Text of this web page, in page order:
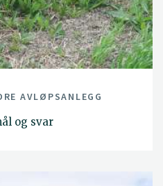
AVLØPSANLEGG
og svar